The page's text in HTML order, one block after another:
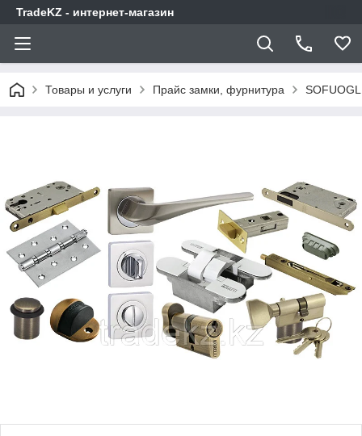
TradeKZ - интернет-магазин
Товары и услуги Прайс замки, фурнитура